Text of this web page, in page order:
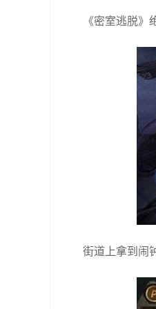
《密室逃脱
街道上拿到闹